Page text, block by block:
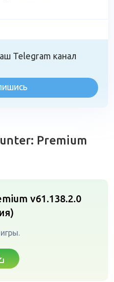
Telegram канал
Premium
v61.138.2.0